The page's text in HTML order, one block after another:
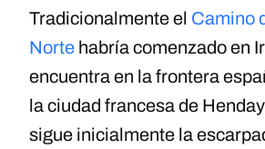
Tradicionalmente el Camino
Norte habría comenzado en
encuentra en la frontera
la ciudad francesa de
sigue inicialmente la